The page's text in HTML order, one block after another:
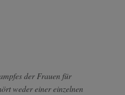
der Frauen für
weder einer einzelnen